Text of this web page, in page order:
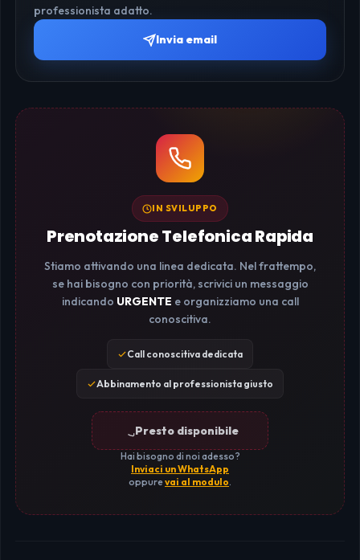
professionista adatto.
Invia email
IN SVILUPPO
Prenotazione Telefonica Rapida
Stiamo attivando una linea dedicata. Nel frattempo,
se hai bisogno con priorità, scrivici un messaggio
indicando URGENTE e organizziamo una call
conoscitiva.
Call conoscitiva dedicata
Abbinamento al professionista giusto
Presto disponibile
Hai bisogno di noi adesso?
Inviaci un WhatsApp
oppurevai al modulo.